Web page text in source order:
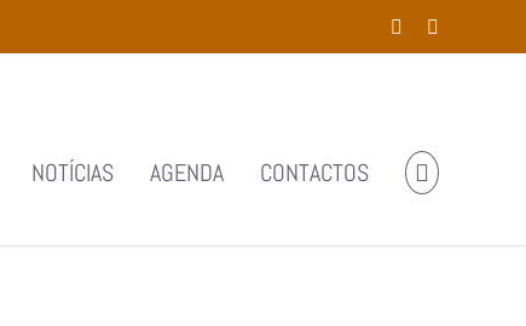
Facebook
NOTÍCIAS AGENDA CONTACTOS